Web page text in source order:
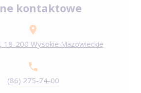
kontaktowe
18-200 Wysokie Mazowieckie
(86) 275-74-00